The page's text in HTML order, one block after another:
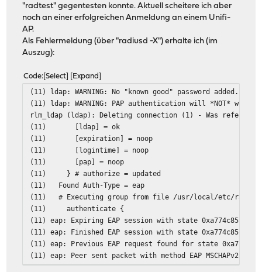
"radtest" gegentesten konnte. Aktuell scheitere ich aber
noch an einer erfolgreichen Anmeldung an einem Unifi-
AP.
Als Fehlermeldung (über "radiusd -X") erhalte ich (im
Auszug):
Code Select Expand
(11) ldap: WARNING: No "known good" password added.
(11) ldap: WARNING: PAP authentication will *NOT*
rlm_ldap (ldap): Deleting connection (1) - Was referred
(11) [ldap] = ok
(11) [expiration] = noop
(11) [logintime] = noop
(11) [pap] = noop
(11) } # authorize = updated
(11) Found Auth-Type = eap
(11) # Executing group from file /usr/local/etc/raddb/
(11) authenticate {
(11) eap: Expiring EAP session with state
(11) eap: Finished EAP session with state
(11) eap: Previous EAP request found for state
(11) eap: Peer sent packet with method EAP MSCHAPv2 (26)